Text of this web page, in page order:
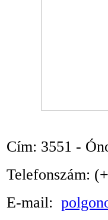
Cím: 3551 -
Telefonszám:
E-mail: